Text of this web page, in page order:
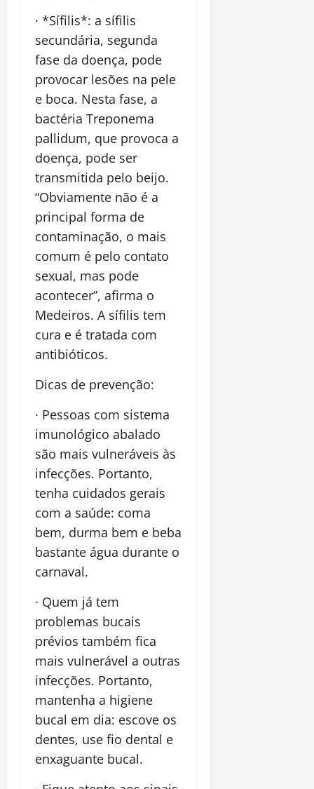
· *Sífilis*: a sífilis
secundária, segunda
fase da doença, pode
provocar lesões na pele
e boca. Nesta fase, a
bactéria Treponema
pallidum, que provoca a
doença, pode ser
transmitida pelo beijo.
“Obviamente não é a
principal forma de
contaminação, o mais
comum é pelo contato
sexual, mas pode
acontecer”, afirma o
Medeiros. A sífilis tem
cura e é tratada com
antibióticos.
Dicas de prevenção:
· Pessoas com sistema
imunológico abalado
são mais vulneráveis às
infecções. Portanto,
tenha cuidados gerais
com a saúde: coma
bem, durma bem e beba
bastante água durante o
carnaval.
· Quem já tem
problemas bucais
prévios também fica
mais vulnerável a outras
infecções. Portanto,
mantenha a higiene
bucal em dia: escove os
dentes, use fio dental e
enxaguante bucal.